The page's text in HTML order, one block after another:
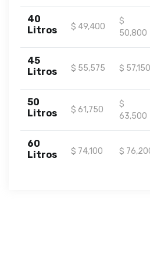
40
Litros
$ 49,400
$
50,800
45
Litros
$ 55,575 $ 57,150
50
Litros
$ 61,750
$
63,500
60
Litros
$ 74,100 $